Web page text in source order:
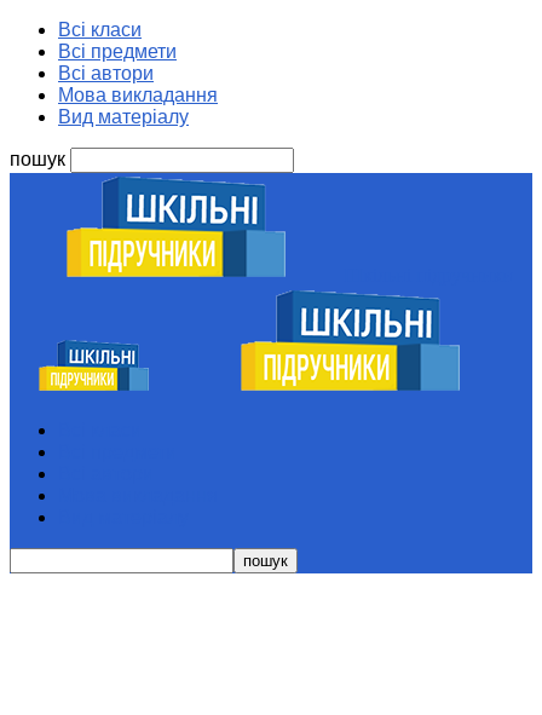
Всі класи
Всі предмети
Всі автори
Мова викладання
Вид матеріалу
пошук